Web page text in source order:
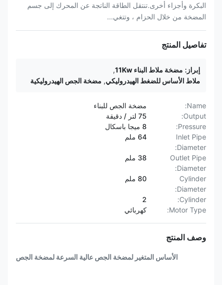
البكرة وأجزاء أخرى.تنتقل الطاقة الناتجة عن المحرك إلى جسم
المضخة من خلال الحزام ، وتتغي...
تفاصيل المنتج
مضخة ملاط ​​البناء 11Kw
,
ملاط ​​الأساس للضغط الهيدروليكي,مضخة الجص الهيدروليكية
Name:
مضخة الجص للبناء
Output:
Pressure:
Inlet Pipe
Diameter:
Outlet Pipe
Diameter:
Cylinder
Diameter:
Cylinder:
Motor Type:
كهربائي
وصف المنتج
الأساس المتغير لمضخة الجص عالية السرعة لمضخة الجص